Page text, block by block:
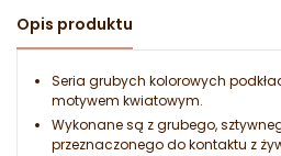
Opis produktu
Seria grubych kolorowych
motywem kwiatowym.
Wykonane są z grubego,
przeznaczonego do kontaktu z